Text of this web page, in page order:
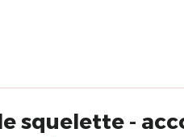
squelette -